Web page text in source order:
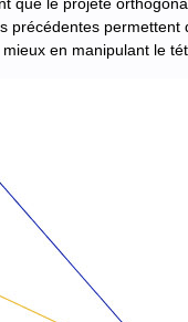
que le projeté
précédentes
en manipulant le